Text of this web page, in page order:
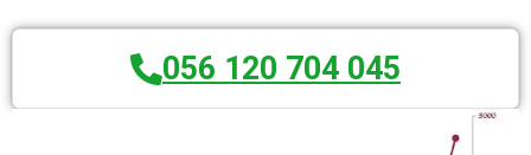
056 120 704 045